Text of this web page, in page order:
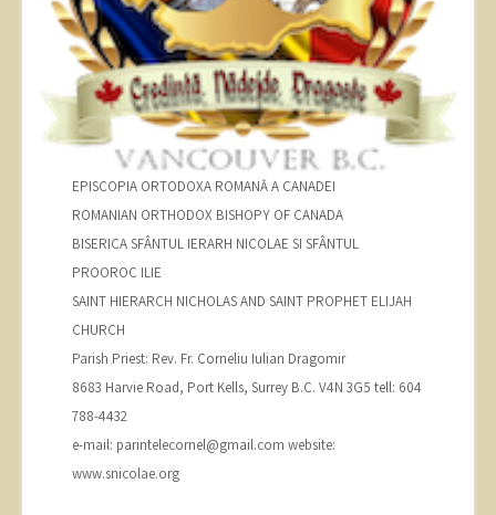
EPISCOPIA ORTODOXA ROMANĂ A CANADEI
ROMANIAN ORTHODOX BISHOPY OF CANADA
BISERICA SFÂNTUL IERARH NICOLAE SI SFÂNTUL
PROOROC ILIE
SAINT HIERARCH NICHOLAS AND SAINT PROPHET ELIJAH
CHURCH
Parish Priest: Rev. Fr. Corneliu Iulian Dragomir
8683 Harvie Road, Port Kells, Surrey B.C. V4N 3G5 tell: 604
788-4432
e-mail: parintelecornel@gmail.com website:
www.snicolae.org